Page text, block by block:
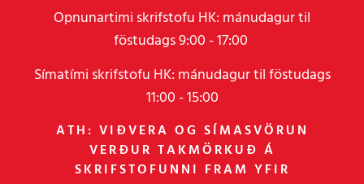
Opnunartimi skrifstofu HK: mánudagur til
föstudags 9:00 - 17:00
Símatími skrifstofu HK: mánudagur til föstudags
11:00 - 15:00
ATH: VIÐVERA OG SÍMASVÖRUN
VERÐUR TAKMÖRKUÐ Á
SKRIFSTOFUNNI FRAM YFIR